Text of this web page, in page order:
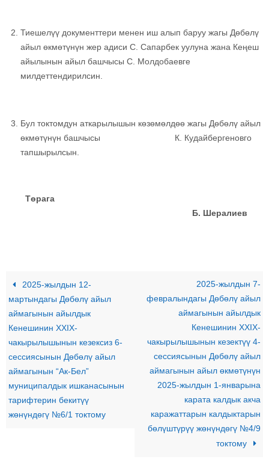
Тиешелүү документтери менен иш алып баруу жагы Дөбөлү
айыл өкмөтүнүн жер адиси С. Сапарбек уулуна жана Кеңеш
айылынын айыл башчысы С. Молдобаевге
милдеттендирилсин.
Бул токтомдун аткарылышын көзөмөлдөө жагы Дөбөлү айыл
өкмөтүнүн башчысы К. Кудайбергеновго
тапшырылсын.
Төрага
Б. Шералиев
2025-жылдын 12-
мартындагы Дөбөлү айыл
аймагынын айылдык
Кенешинин XXIX-
чакырылышынын кезексиз 6-
сессиясынын Дөбөлү айыл
аймагынын “Ак-Бел”
муниципалдык ишканасынын
тарифтерин бекитүү
жөнүндөгү №6/1 токтому
2025-жылдын 7-
февралындагы Дөбөлү айыл
аймагынын айылдык
Кенешинин XXIX-
чакырылышынын кезектүү 4-
сессиясынын Дөбөлү айыл
аймагынын айыл өкмөтүнүн
2025-жылдын 1-январына
карата калдык акча
каражаттарын калдыктарын
бөлүштүрүү жөнүндөгү №4/9
токтому